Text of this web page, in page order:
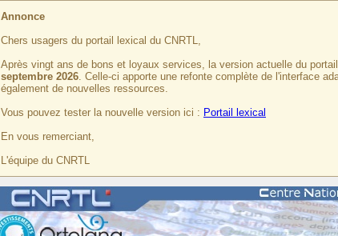
Annonce
Chers usagers du portail lexical du CNRTL,
Après vingt ans de bons et loyaux services, la version actuelle du
septembre 2026. Celle-ci apporte une refonte complète de l'interface
également de nouvelles ressources.
Vous pouvez tester la nouvelle version ici : Portail lexical
En vous remerciant,
L'équipe du CNRTL